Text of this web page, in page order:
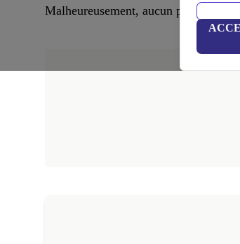
Malheureusement, aucun produit